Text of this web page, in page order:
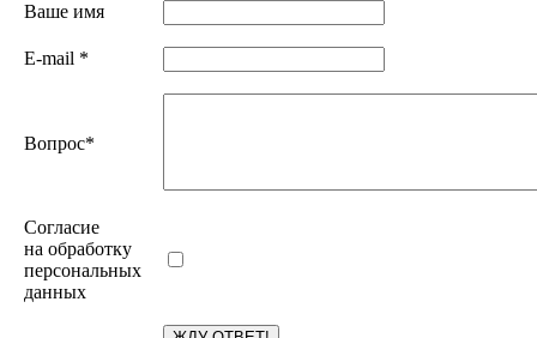
Ваше имя
E-mail *
Вопрос*
Согласие
на обработку
персональных
данных